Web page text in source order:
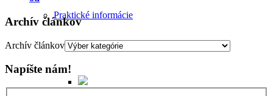
Praktické informácie
Archív článkov
Archív článkov
Napíšte nám!